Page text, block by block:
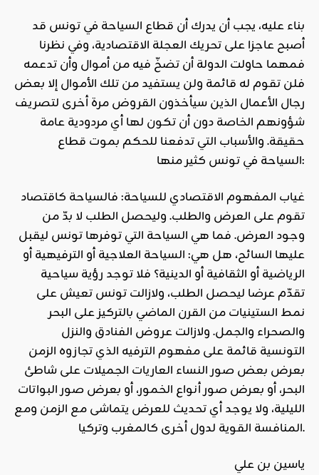
بناء عليه، يجب أن يدرك أن قطاع السياحة في تونس قد
أصبح عاجزا على تحريك العجلة الاقتصادية، وفي نظرنا
فمهما حاولت الدولة أن تضخّ فيه من أموال وأن تدعمه
فلن تقوم له قائمة ولن يستفيد من تلك الأموال إلا بعض
رجال الأعمال الذين سيأخذون القروض مرة أخرى لتصريف
شؤونهم الخاصة دون أن تكون لها أي مردودية عامة
حقيقة. والأسباب التي تدفعنا للحكم بموت قطاع
السياحة في تونس كثير منها:
غياب المفهوم الاقتصادي للسياحة: فالسياحة كاقتصاد
تقوم على العرض والطلب. وليحصل الطلب لا بدّ من
وجود العرض. فما هي السياحة التي توفرها تونس ليقبل
عليها السائح، هل هي: السياحة العلاجية أو الترفيهية أو
الرياضية أو الثقافية أو الدينية؟ فلا توجد رؤية سياحية
تقدّم عرضا ليحصل الطلب، ولازالت تونس تعيش على
نمط الستينيات من القرن الماضي بالتركيز على البحر
والصحراء والجمل. ولازالت عروض الفنادق والنزل
التونسية قائمة على مفهوم الترفيه الذي تجازوه الزمن
بعرض بعض صور النساء العاريات الجميلات على شاطئ
البحر، أو بعرض صور أنواع الخمور، أو بعرض صور البواتات
الليلية، ولا يوجد أي تحديث للعرض يتماشى مع الزمن ومع
المنافسة القوية لدول أخرى كالمغرب وتركيا.
ياسين بن علي